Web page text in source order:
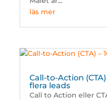
läs mer
Call-to-Action
flera leads
Call to Action eller